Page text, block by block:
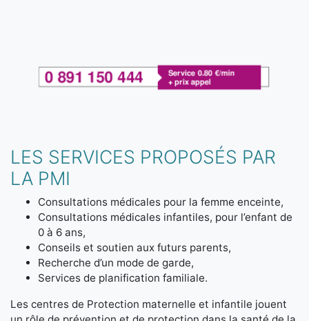
LES SERVICES PROPOSÉS PAR
LA PMI
Consultations médicales pour la femme enceinte,
Consultations médicales infantiles, pour l’enfant de
0 à 6 ans,
Conseils et soutien aux futurs parents,
Recherche d’un mode de garde,
Services de planification familiale.
Les centres de Protection maternelle et infantile jouent